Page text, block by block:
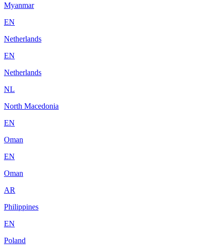
Myanmar
EN
Netherlands
EN
Netherlands
NL
North Macedonia
EN
Oman
EN
Oman
AR
Philippines
EN
Poland